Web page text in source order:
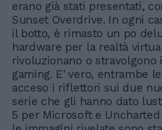
erano già stati presentati,
Sunset Overdrive. In ogni
il botto, è rimasto un po
hardware per la realtà
rivoluzionano o stravolgono
gaming. E' vero, entrambe
acceso i riflettori sui due
serie che gli hanno dato
5 per Microsoft e